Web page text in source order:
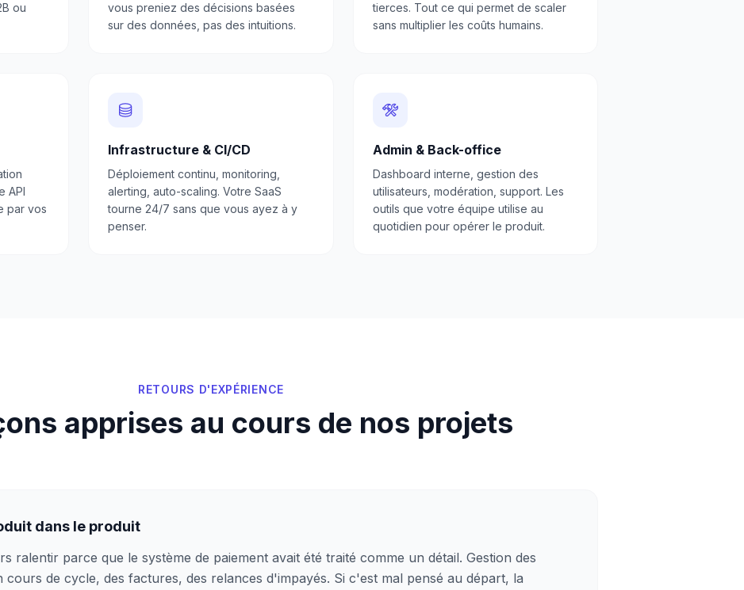
ou
vous preniez des décisions basées
sur des données, pas des intuitions.
tierces. Tout ce qui permet de scaler
sans multiplier les coûts humains.
API
par vos
Infrastructure & CI/CD
Déploiement continu, monitoring,
alerting, auto-scaling. Votre SaaS
tourne 24/7 sans que vous ayez à y
penser.
Admin & Back-office
Dashboard interne, gestion des
utilisateurs, modération, support. Les
outils que votre équipe utilise au
quotidien pour opérer le produit.
RETOURS D'EXPÉRIENCE
apprises au cours de nos projets
dans le produit
ralentir parce que le système de paiement avait été traité comme un détail. Gestion des
cours de cycle, des factures, des relances d'impayés. Si c'est mal pensé au départ, la